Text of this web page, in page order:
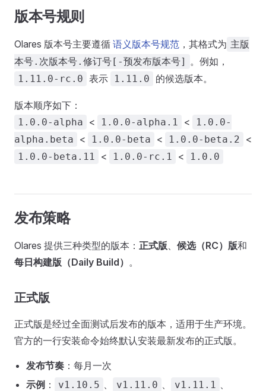
版本号规则
Olares 版本号主要遵循 语义版本号规范 ，其格式为 主版
本号.次版本号.修订号[-预发布版本号] 。例如，
1.11.0-rc.0 表示 1.11.0 的候选版本。
版本顺序如下：
1.0.0-alpha < 1.0.0-alpha.1 <
1.0.0-
alpha.beta
< 1.0.0-beta < 1.0.0-beta.2 <
1.0.0-beta.11 < 1.0.0-rc.1 < 1.0.0
发布策略
Olares 提供三种类型的版本： 正式版、 候选（RC）版和
每日构建版（Daily Build） 。
正式版
正式版是经过全面测试后发布的版本，适用于生产环境。
官方的一行安装命令始终默认安装最新发布的正式版。
发布节奏 ：每月一次
示例 ： v1.10.5 、 v1.11.0 、 v1.11.1 、